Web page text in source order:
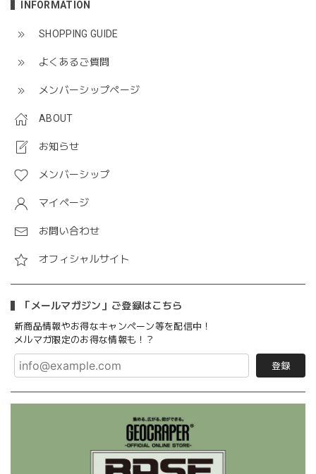
INFORMATION
SHOPPING GUIDE
よくあるご質問
メンバーシップページ
ABOUT
お知らせ
メンバーシップ
マイページ
お問い合わせ
オフィシャルサイト
「メールマガジン」ご登録はこちら
新商品情報やお得なキャンペーン等を配信中！
メルマガ限定のお得な情報も！？
登録